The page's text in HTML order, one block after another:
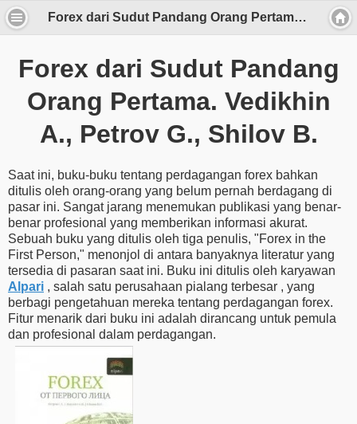
Forex dari Sudut Pandang Orang Pertama. Vedikhin A., Petrov G., Shilov B.
Forex dari Sudut Pandang
Orang Pertama. Vedikhin
A., Petrov G., Shilov B.
Saat ini, buku-buku tentang perdagangan forex bahkan
ditulis oleh orang-orang yang belum pernah berdagang di
pasar ini. Sangat jarang menemukan publikasi yang benar-
benar profesional yang memberikan informasi akurat.
Sebuah buku yang ditulis oleh tiga penulis, "Forex in the
First Person," menonjol di antara banyaknya literatur yang
tersedia di pasaran saat ini. Buku ini ditulis oleh karyawan
Alpari , salah satu perusahaan pialang terbesar , yang
berbagi pengetahuan mereka tentang perdagangan forex.
Fitur menarik dari buku ini adalah dirancang untuk pemula
dan profesional dalam perdagangan.